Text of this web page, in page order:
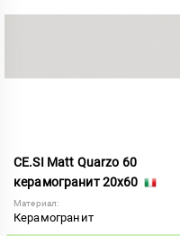
CE.SI Matt Quarzo 60
керамогранит 20x60
Материал:
Керамогранит